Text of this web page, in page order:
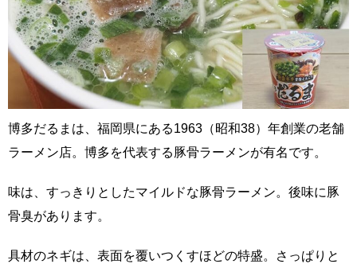
博多だるまは、福岡県にある1963（昭和38）年創業の老舗
ラーメン店。博多を代表する豚骨ラーメンが有名です。
味は、すっきりとしたマイルドな豚骨ラーメン。後味に豚
骨臭があります。
具材のネギは、表面を覆いつくすほどの特盛。さっぱりと